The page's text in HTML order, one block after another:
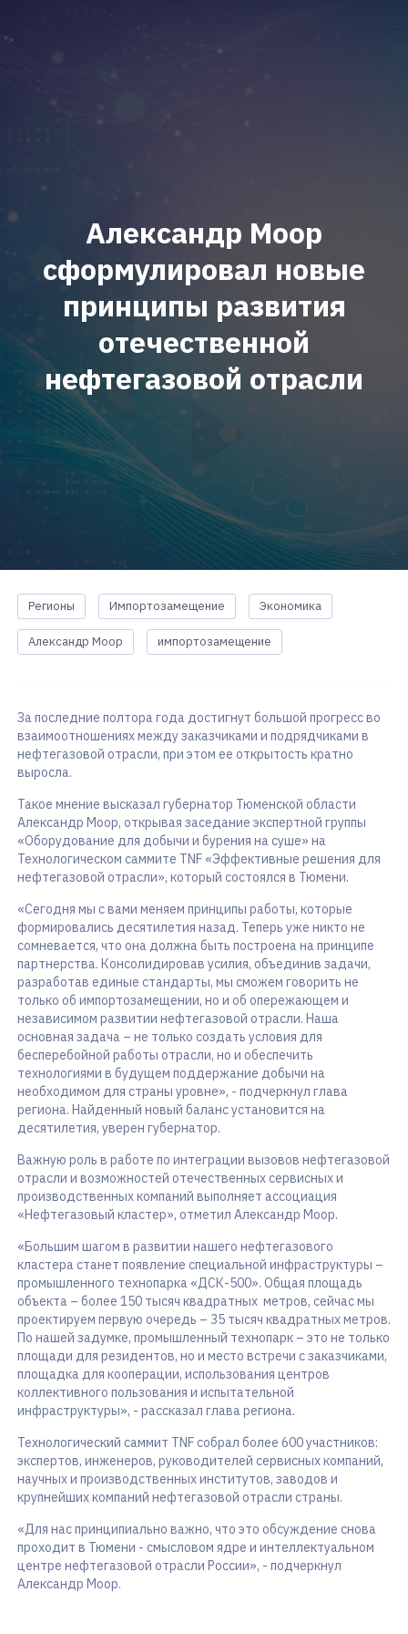
Александр Моор
сформулировал новые
принципы развития
отечественной
нефтегазовой отрасли
Регионы Импортозамещение Экономика
Александр Моор импортозамещение
За последние полтора года достигнут большой прогресс во
взаимоотношениях между заказчиками и подрядчиками в
нефтегазовой отрасли, при этом ее открытость кратно
выросла.
Такое мнение высказал губернатор Тюменской области
Александр Моор, открывая заседание экспертной группы
«Оборудование для добычи и бурения на суше» на
Технологическом саммите TNF «Эффективные решения для
нефтегазовой отрасли», который состоялся в Тюмени.
«Сегодня мы с вами меняем принципы работы, которые
формировались десятилетия назад. Теперь уже никто не
сомневается, что она должна быть построена на принципе
партнерства. Консолидировав усилия, объединив задачи,
разработав единые стандарты, мы сможем говорить не
только об импортозамещении, но и об опережающем и
независимом развитии нефтегазовой отрасли. Наша
основная задача – не только создать условия для
бесперебойной работы отрасли, но и обеспечить
технологиями в будущем поддержание добычи на
необходимом для страны уровне», - подчеркнул глава
региона. Найденный новый баланс установится на
десятилетия, уверен губернатор.
Важную роль в работе по интеграции вызовов нефтегазовой
отрасли и возможностей отечественных сервисных и
производственных компаний выполняет ассоциация
«Нефтегазовый кластер», отметил Александр Моор.
«Большим шагом в развитии нашего нефтегазового
кластера станет появление специальной инфраструктуры –
промышленного технопарка «ДСК-500». Общая площадь
объекта – более 150 тысяч квадратных метров, сейчас мы
проектируем первую очередь – 35 тысяч квадратных метров.
По нашей задумке, промышленный технопарк – это не только
площади для резидентов, но и место встречи с заказчиками,
площадка для кооперации, использования центров
коллективного пользования и испытательной
инфраструктуры», - рассказал глава региона.
Технологический саммит TNF собрал более 600 участников:
экспертов, инженеров, руководителей сервисных компаний,
научных и производственных институтов, заводов и
крупнейших компаний нефтегазовой отрасли страны.
«Для нас принципиально важно, что это обсуждение снова
проходит в Тюмени - смысловом ядре и интеллектуальном
центре нефтегазовой отрасли России», - подчеркнул
Александр Моор.